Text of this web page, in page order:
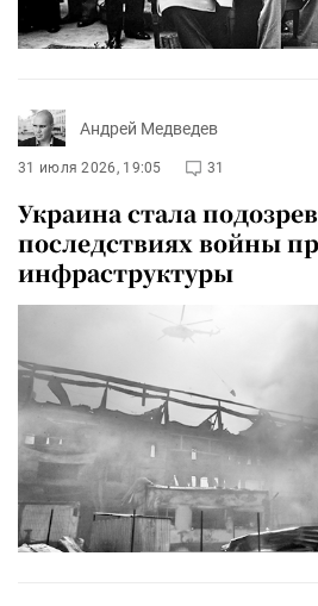
Андрей Медведев
31 июля 2026, 19:05 31
Украина стала
последствиях войны
инфраструктуры